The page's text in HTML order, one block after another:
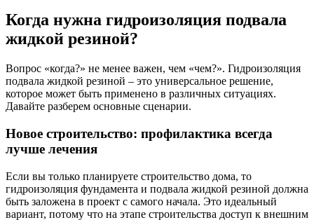
Когда нужна гидроизоляция подвала
жидкой резиной?
Вопрос «когда?» не менее важен, чем «чем?». Гидроизоляция
подвала жидкой резиной – это универсальное решение,
которое может быть применено в различных ситуациях.
Давайте разберем основные сценарии.
Новое строительство: профилактика всегда
лучше лечения
Если вы только планируете строительство дома, то
гидроизоляция фундамента и подвала жидкой резиной должна
быть заложена в проект с самого начала. Это идеальный
вариант, потому что на этапе строительства доступ к внешним